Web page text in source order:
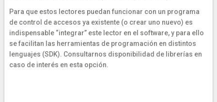
Para que estos lectores puedan funcionar con un programa
de control de accesos ya existente (o crear uno nuevo) es
indispensable “integrar” este lector en el software, y para ello
se facilitan las herramientas de programación en distintos
lenguajes (SDK). Consultarnos disponibilidad de librerías en
caso de interés en esta opción.